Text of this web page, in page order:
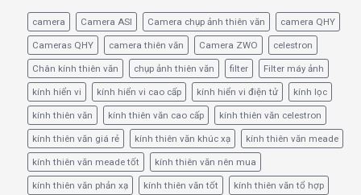
camera Camera ASI Camera chụp ảnh thiên văn camera QHY
Cameras QHY camera thiên văn Camera ZWO celestron
Chân kính thiên văn chụp ảnh thiên văn filter Filter máy ảnh
kính hiển vi kính hiển vi cao cấp kính hiển vi điện tử kính lọc
kính thiên văn kính thiên văn cao cấp kính thiên văn celestron
kính thiên văn giá rẻ kính thiên văn khúc xạ kính thiên văn meade
kính thiên văn meade tốt kính thiên văn nên mua
kính thiên văn phản xạ kính thiên văn tốt kính thiên văn tổ hợp